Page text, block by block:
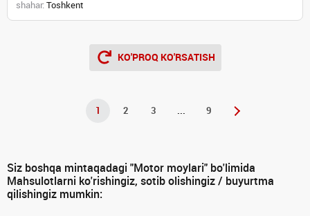
shahar: Toshkent
KO'PROQ KO'RSATISH
1 2 3 9
Siz boshqa mintaqadagi "Motor moylari" bo'limida
Mahsulotlarni ko'rishingiz, sotib olishingiz / buyurtma
qilishingiz mumkin: